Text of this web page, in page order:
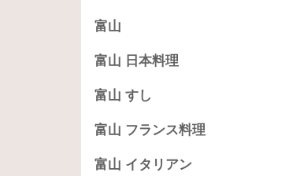
富山
富山 日本料理
富山 すし
富山 フランス料理
富山 イタリアン